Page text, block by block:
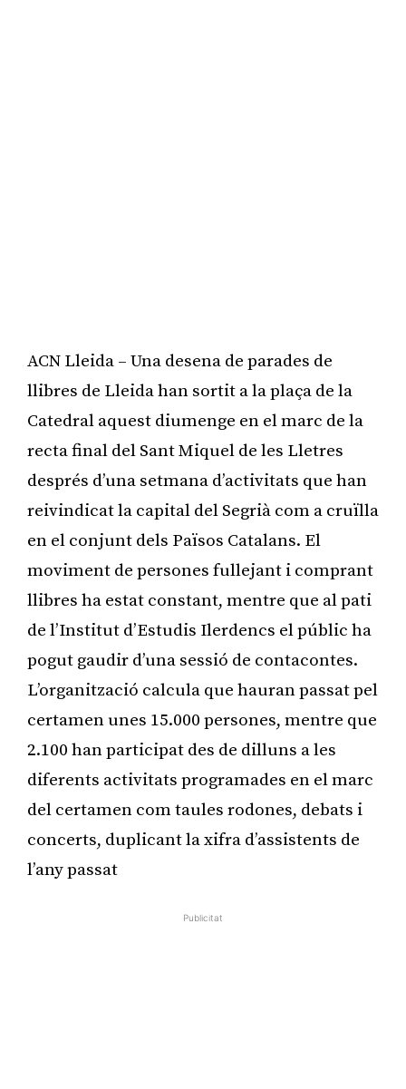
ACN Lleida – Una desena de parades de
llibres de Lleida han sortit a la plaça de la
Catedral aquest diumenge en el marc de la
recta final del Sant Miquel de les Lletres
després d’una setmana d’activitats que han
reivindicat la capital del Segrià com a cruïlla
en el conjunt dels Països Catalans. El
moviment de persones fullejant i comprant
llibres ha estat constant, mentre que al pati
de l’Institut d’Estudis Ilerdencs el públic ha
pogut gaudir d’una sessió de contacontes.
L’organització calcula que hauran passat pel
certamen unes 15.000 persones, mentre que
2.100 han participat des de dilluns a les
diferents activitats programades en el marc
del certamen com taules rodones, debats i
concerts, duplicant la xifra d’assistents de
l’any passat
Publicitat